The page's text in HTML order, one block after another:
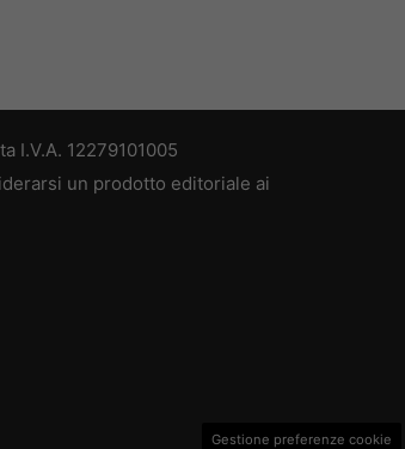
I.V.A. 12279101005
un prodotto editoriale ai
Gestione preferenze cookie